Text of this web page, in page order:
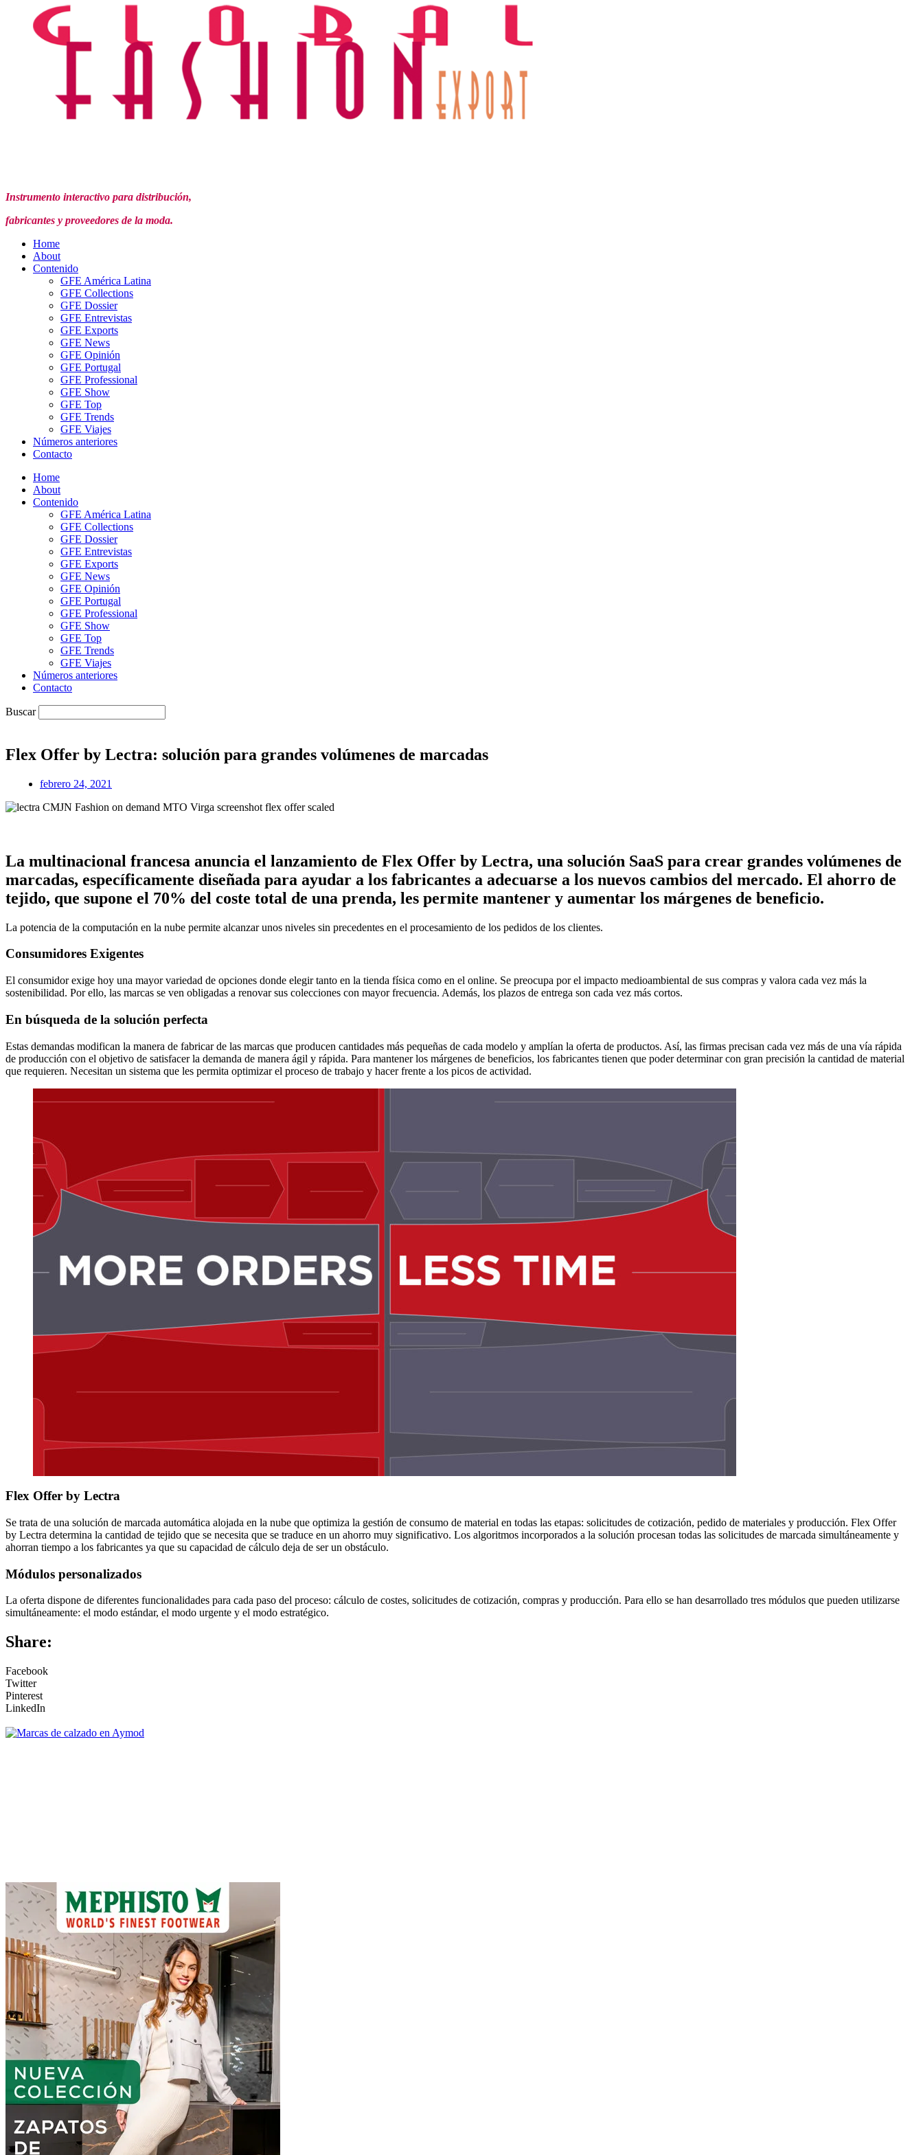
Instrumento interactivo para distribución,
fabricantes y proveedores de la moda.
Home
About
Contenido
GFE América Latina
GFE Collections
GFE Dossier
GFE Entrevistas
GFE Exports
GFE News
GFE Opinión
GFE Portugal
GFE Professional
GFE Show
GFE Top
GFE Trends
GFE Viajes
Números anteriores
Contacto
Home
About
Contenido
GFE América Latina
GFE Collections
GFE Dossier
GFE Entrevistas
GFE Exports
GFE News
GFE Opinión
GFE Portugal
GFE Professional
GFE Show
GFE Top
GFE Trends
GFE Viajes
Números anteriores
Contacto
Buscar
Flex Offer by Lectra: solución para grandes volúmenes de marcadas
febrero 24, 2021
La multinacional francesa anuncia el lanzamiento de Flex Offer by Lectra, una solución SaaS para crear grandes volúmenes de
marcadas, específicamente diseñada para ayudar a los fabricantes a adecuarse a los nuevos cambios del mercado. El ahorro de
tejido, que supone el 70% del coste total de una prenda, les permite mantener y aumentar los márgenes de beneficio.
La potencia de la computación en la nube permite alcanzar unos niveles sin precedentes en el procesamiento de los pedidos de los clientes.
Consumidores Exigentes
El consumidor exige hoy una mayor variedad de opciones donde elegir tanto en la tienda física como en el online. Se preocupa por el impacto medioambiental de sus compras y valora cada vez más la
sostenibilidad. Por ello, las marcas se ven obligadas a renovar sus colecciones con mayor frecuencia. Además, los plazos de entrega son cada vez más cortos.
En búsqueda de la solución perfecta
Estas demandas modifican la manera de fabricar de las marcas que producen cantidades más pequeñas de cada modelo y amplían la oferta de productos. Así, las firmas precisan cada vez más de una vía rápida
de producción con el objetivo de satisfacer la demanda de manera ágil y rápida. Para mantener los márgenes de beneficios, los fabricantes tienen que poder determinar con gran precisión la cantidad de material
que requieren. Necesitan un sistema que les permita optimizar el proceso de trabajo y hacer frente a los picos de actividad.
Flex Offer by Lectra
Se trata de una solución de marcada automática alojada en la nube que optimiza la gestión de consumo de material en todas las etapas: solicitudes de cotización, pedido de materiales y producción. Flex Offer
by Lectra determina la cantidad de tejido que se necesita que se traduce en un ahorro muy significativo. Los algoritmos incorporados a la solución procesan todas las solicitudes de marcada simultáneamente y
ahorran tiempo a los fabricantes ya que su capacidad de cálculo deja de ser un obstáculo.
Módulos personalizados
La oferta dispone de diferentes funcionalidades para cada paso del proceso: cálculo de costes, solicitudes de cotización, compras y producción. Para ello se han desarrollado tres módulos que pueden utilizarse
simultáneamente: el modo estándar, el modo urgente y el modo estratégico.
Share:
Facebook
Twitter
Pinterest
LinkedIn